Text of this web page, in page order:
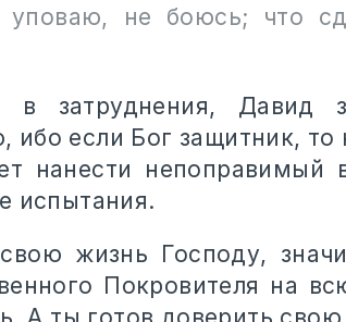
уповаю, не боюсь; что
в затруднения, Давид
ибо если Бог защитник, то
нанести непоправимый
испытания.
жизнь Господу,
Покровителя на